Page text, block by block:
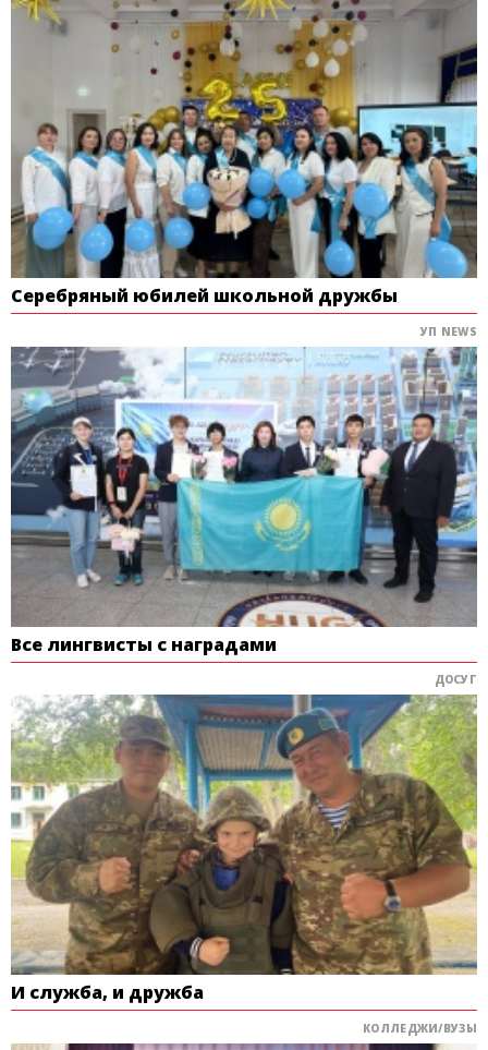
Серебряный юбилей школьной дружбы
УП NEWS
Все лингвисты с наградами
ДОСУГ
И служба, и дружба
КОЛЛЕДЖИ/ВУЗЫ